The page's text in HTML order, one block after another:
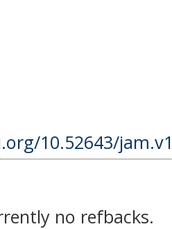
10.52643/
no refbacks.